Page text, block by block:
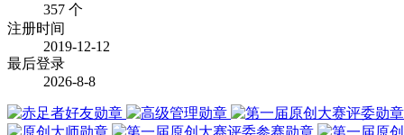
357 个
注册时间
2019-12-12
最后登录
2026-8-8